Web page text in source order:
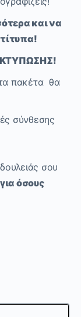
και να
πακέτα θα
σύνθεσης
σου
όσους